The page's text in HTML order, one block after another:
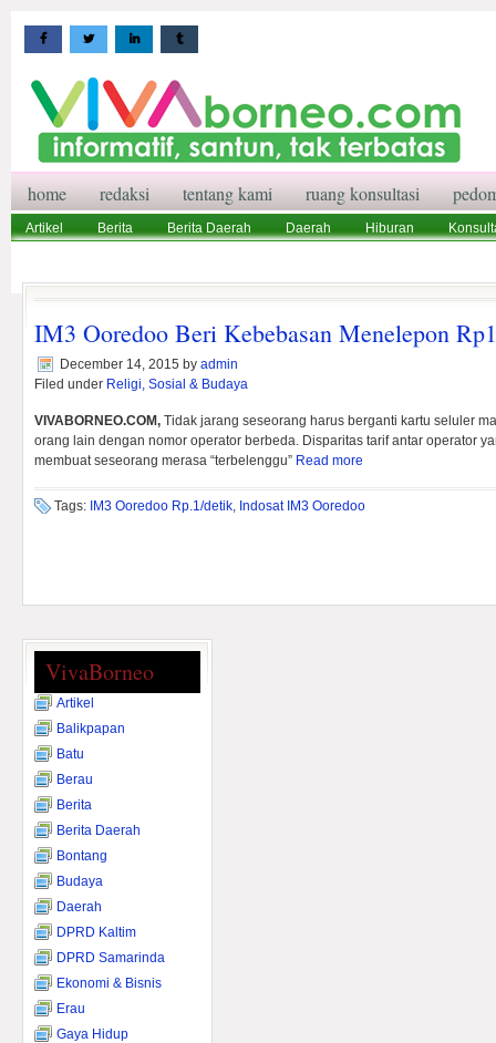
home redaksi tentang kami ruang konsultasi
Artikel Berita Berita Daerah Daerah Hiburan
IM3 Ooredoo Beri Kebebasan Menelepon
December 14, 2015 by admin
Filed under Religi, Sosial & Budaya
VIVABORNEO.COM, Tidak jarang seseorang harus berganti kartu seluler
orang lain dengan nomor operator berbeda. Disparitas tarif antar operator
membuat seseorang merasa “terbelenggu” Read more
Tags: IM3 Ooredoo Rp.1/detik, Indosat IM3 Ooredoo
VivaBorneo
Artikel
Balikpapan
Batu
Berau
Berita
Berita Daerah
Bontang
Budaya
Daerah
DPRD Kaltim
DPRD Samarinda
Ekonomi & Bisnis
Erau
Gaya Hidup